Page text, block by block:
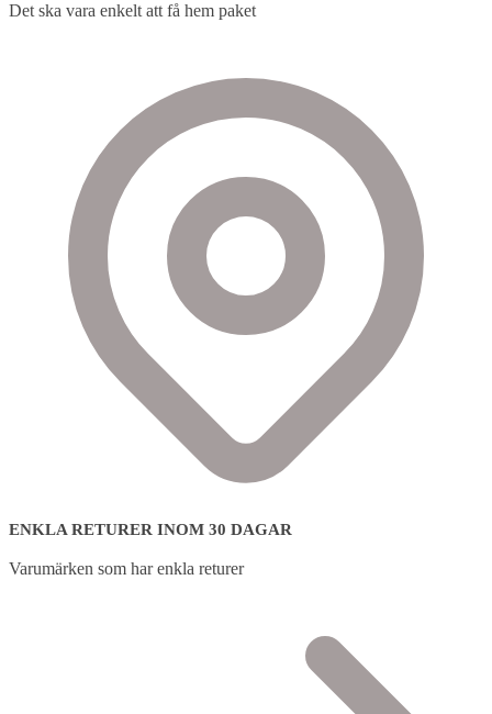
Det ska vara enkelt att få hem paket
ENKLA RETURER INOM 30 DAGAR
Varumärken som har enkla returer